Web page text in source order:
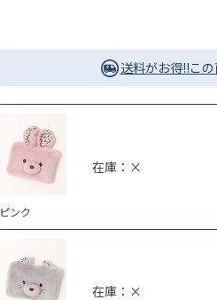
送料がお得!!この
ピンク
在庫：×
在庫：×